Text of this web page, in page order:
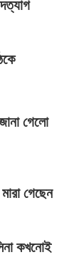
গেলো
গেছেন
কখনোই